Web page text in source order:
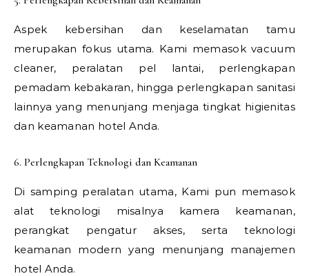
Aspek kebersihan dan keselamatan tamu
merupakan fokus utama. Kami memasok vacuum
cleaner, peralatan pel lantai, perlengkapan
pemadam kebakaran, hingga perlengkapan sanitasi
lainnya yang menunjang menjaga tingkat higienitas
dan keamanan hotel Anda.
6. Perlengkapan Teknologi dan Keamanan
Di samping peralatan utama, Kami pun memasok
alat teknologi misalnya kamera keamanan,
perangkat pengatur akses, serta teknologi
keamanan modern yang menunjang manajemen
hotel Anda.